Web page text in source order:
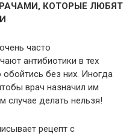
КОТОРЫЕ ЛЮБЯТ
часто
антибиотики в тех
без них. Иногда
врач назначил им
случае делать нельзя!
рецепт с